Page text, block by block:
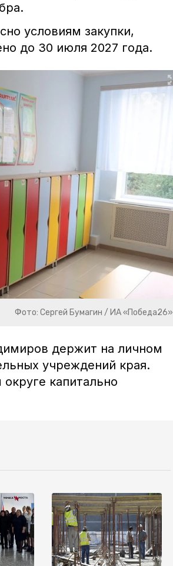
условиям закупки,
до 30 июля 2027 года.
Фото: Сергей Бумагин / ИА «Победа26»
держит на личном
учреждений края.
капитально